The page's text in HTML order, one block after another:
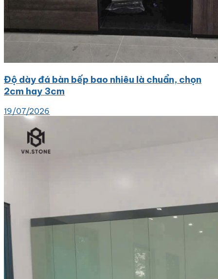
Độ dày đá bàn bếp bao nhiêu là chuẩn, chọn
2cm hay 3cm
19/07/2026